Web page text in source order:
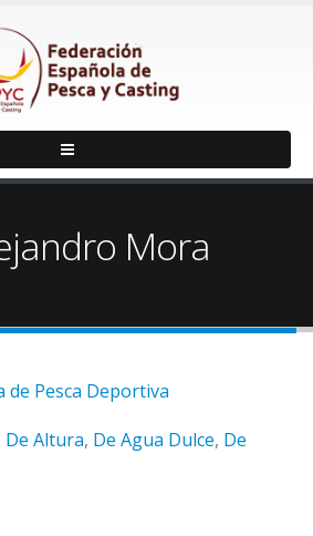
Mora
de Pesca Deportiva
De Altura, De Agua Dulce, De